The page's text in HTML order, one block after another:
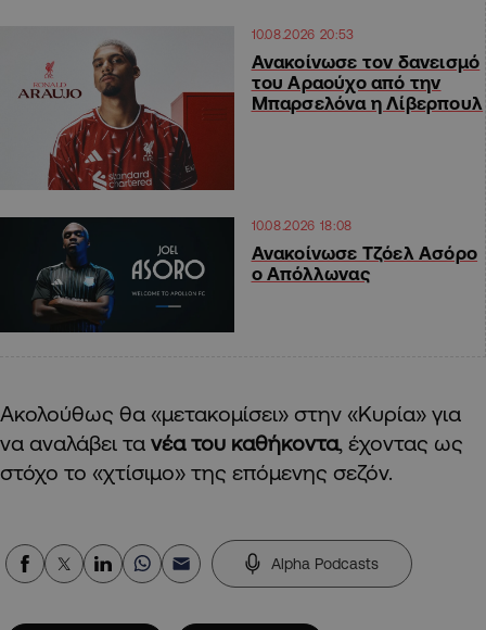
10.08.2026 20:53
Ανακοίνωσε τον δανεισμό
του Αραούχο από την
Μπαρσελόνα η Λίβερπουλ
10.08.2026 18:08
Ανακοίνωσε Τζόελ Ασόρο
ο Απόλλωνας
Ακολούθως θα «μετακομίσει» στην «Κυρία» για
να αναλάβει τα νέα του καθήκοντα, έχοντας ως
στόχο το «χτίσιμο» της επόμενης σεζόν.
Alpha Podcasts